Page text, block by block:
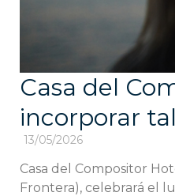
Casa del
incorporar
13/05/2026
Casa del Compositor
Frontera), celebrará el